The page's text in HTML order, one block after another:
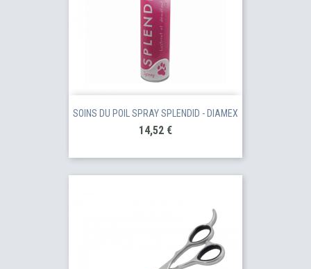
SOINS DU POIL SPRAY SPLENDID - DIAMEX
Prix
14,52 €